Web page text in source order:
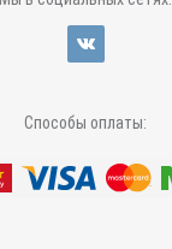
Способы оплаты: